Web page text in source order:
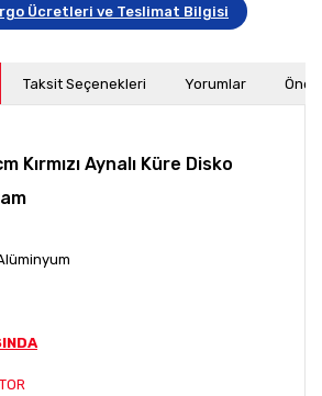
Ücretleri ve Teslimat Bilgisi
Taksit Seçenekleri Yorumlar
Kırmızı Aynalı Küre Disko